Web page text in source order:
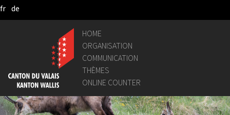
Skip to Main Content
fr de
HOME
ORGANISATION
COMMUNICATION
THÈMES
ONLINE COUNTER